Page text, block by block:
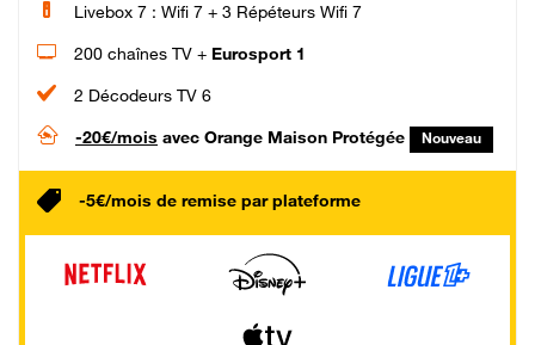
Livebox 7 : Wifi 7 + 3 Répéteurs Wifi 7
200 chaînes TV + Eurosport 1
2 Décodeurs TV 6
-20€/mois avec Orange Maison Protégée Nouveau
-5€/mois de remise par plateforme